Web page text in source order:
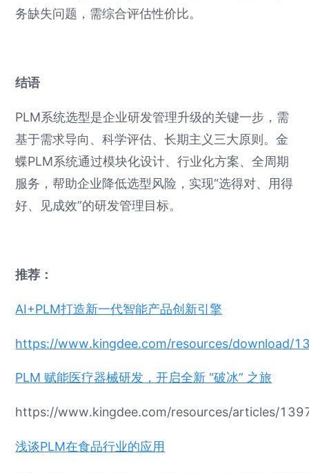
务缺失问题，需综合评估性价比。
结语
PLM系统选型是企业研发管理升级的关键一步，需
基于需求导向、科学评估、长期主义三大原则。金
蝶PLM系统通过模块化设计、行业化方案、全周期
服务，帮助企业降低选型风险，实现“选得对、用得
好、见成效”的研发管理目标。
推荐：
AI+PLM打造新一代智能产品创新引擎
https://www.kingdee.com/resources/
PLM 赋能医疗器械研发，开启全新 “破冰” 之旅
https://www.kingdee.com/resources/articles/
浅谈PLM在食品行业的应用